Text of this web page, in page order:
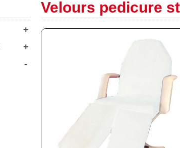
+
+
-
Velours pedicure